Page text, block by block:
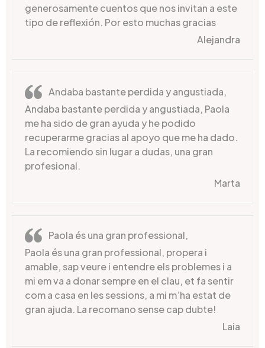
generosamente cuentos que nos invitan a este
tipo de reflexión. Por esto muchas gracias
Alejandra
Andaba bastante perdida y angustiada,
Andaba bastante perdida y angustiada, Paola
me ha sido de gran ayuda y he podido
recuperarme gracias al apoyo que me ha dado.
La recomiendo sin lugar a dudas, una gran
profesional.
Marta
Paola és una gran professional,
Paola és una gran professional, propera i
amable, sap veure i entendre els problemes i a
mi em va a donar sempre en el clau, et fa sentir
com a casa en les sessions, a mi m’ha estat de
gran ajuda. La recomano sense cap dubte!
Laia